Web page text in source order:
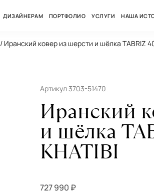
ДИЗАЙНЕРАМ ПОРТФОЛИО УСЛУГИ НАША
/ Иранский ковер из шерсти и шёлка TABRIZ
Артикул 3703-51470
Иранский
и шёлка
KHATIBI
727 990 ₽